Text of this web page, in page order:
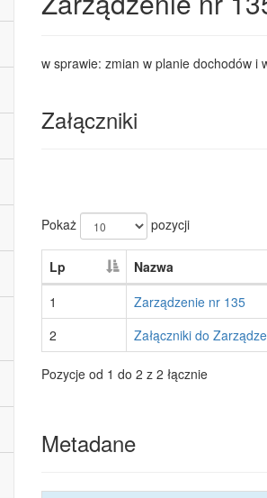
w sprawie: zmian w planie dochodów i
Załączniki
Pokaż pozycji
Lp Nazwa
1
Zarządzenie nr 135
2 Załączniki do
Pozycje od 1 do 2 z 2 łącznie
Metadane